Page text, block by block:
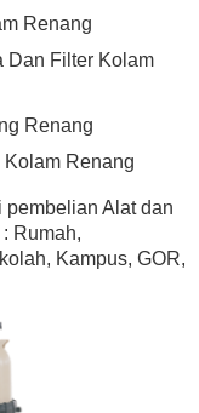
Renang
Dan Filter Kolam
Renang
Renang
Alat dan
Rumah,
Kampus, GOR,